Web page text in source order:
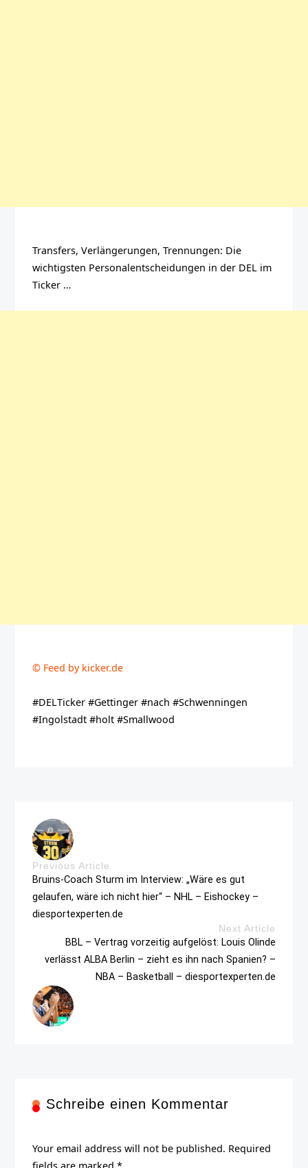
Transfers, Verlängerungen, Trennungen: Die
wichtigsten Personalentscheidungen in der DEL im
Ticker …
© Feed by kicker.de
#DELTicker #Gettinger #nach #Schwenningen
#Ingolstadt #holt #Smallwood
Previous Article
Bruins-Coach Sturm im Interview: „Wäre es gut
gelaufen, wäre ich nicht hier“ – NHL – Eishockey –
diesportexperten.de
Next Article
BBL – Vertrag vorzeitig aufgelöst: Louis Olinde
verlässt ALBA Berlin – zieht es ihn nach Spanien? –
NBA – Basketball – diesportexperten.de
Schreibe einen Kommentar
Your email address will not be published. Required
fields are marked *.